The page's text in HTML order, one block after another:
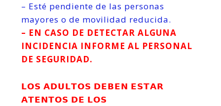
– Esté pendiente de las personas
mayores o de movilidad reducida.
– EN CASO DE DETECTAR ALGUNA
INCIDENCIA INFORME AL PERSONAL
DE SEGURIDAD.
𝗟𝗢𝗦 𝗔𝗗𝗨𝗟𝗧𝗢𝗦 𝗗𝗘𝗕𝗘𝗡 𝗘𝗦𝗧𝗔𝗥
𝗔𝗧𝗘𝗡𝗧𝗢𝗦 𝗗𝗘 𝗟𝗢𝗦